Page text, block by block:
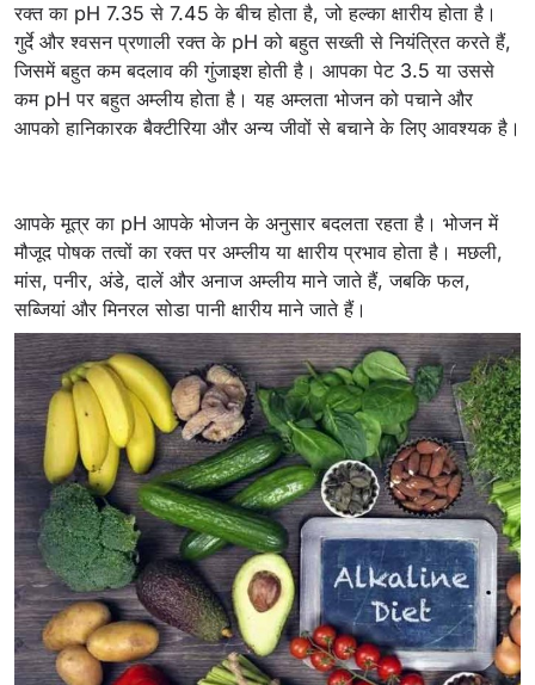
रक्त का pH 7.35 से 7.45 के बीच होता है, जो हल्का क्षारीय होता है।
गुर्दे और श्वसन प्रणाली रक्त के pH को बहुत सख्ती से नियंत्रित करते हैं,
जिसमें बहुत कम बदलाव की गुंजाइश होती है। आपका पेट 3.5 या उससे
कम pH पर बहुत अम्लीय होता है। यह अम्लता भोजन को पचाने और
आपको हानिकारक बैक्टीरिया और अन्य जीवों से बचाने के लिए आवश्यक है।
आपके मूत्र का pH आपके भोजन के अनुसार बदलता रहता है। भोजन में
मौजूद पोषक तत्वों का रक्त पर अम्लीय या क्षारीय प्रभाव होता है। मछली,
मांस, पनीर, अंडे, दालें और अनाज अम्लीय माने जाते हैं, जबकि फल,
सब्जियां और मिनरल सोडा पानी क्षारीय माने जाते हैं।